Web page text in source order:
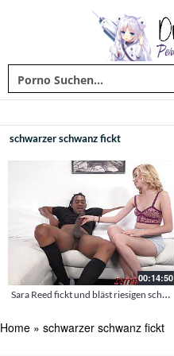
schwarzer schwanz fickt
00:14:50
Sara Reed fickt und bläst riesigen schwarzen Schwanz
Home » schwarzer schwanz fickt